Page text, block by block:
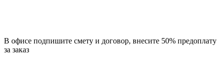
В офисе подпишите смету и договор, внесите 50% предоплату
за заказ